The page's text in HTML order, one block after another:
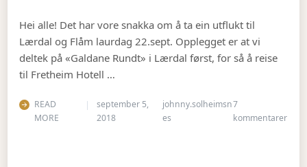
Hei alle! Det har vore snakka om å ta ein utflukt til
Lærdal og Flåm laurdag 22.sept. Opplegget er at vi
deltek på «Galdane Rundt» i Lærdal først, for så å reise
til Fretheim Hotell …
READ
MORE
september 5,
2018
johnny.solheimsn
es
7
kommentarertil